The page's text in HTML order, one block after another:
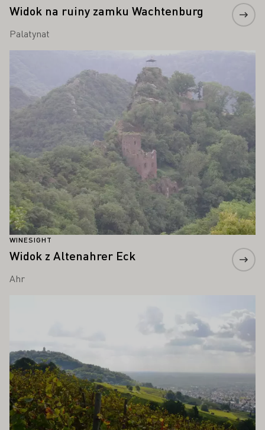
Widok na ruiny zamku Wachtenburg
Palatynat
WINESIGHT
Widok z Altenahrer Eck
Ahr